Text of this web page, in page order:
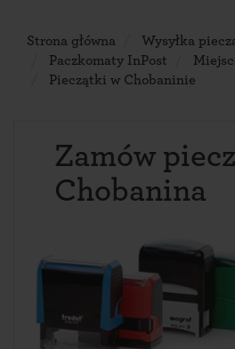
Strona główna
Wysyłka
Paczkomaty InPost
Pieczątki w Chobaninie
Zamów
Chobanina